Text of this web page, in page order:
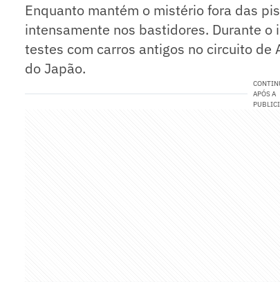
Enquanto mantém o mistério fora das
intensamente nos bastidores. Durante
testes com carros antigos no circuito de
do Japão.
APÓS A